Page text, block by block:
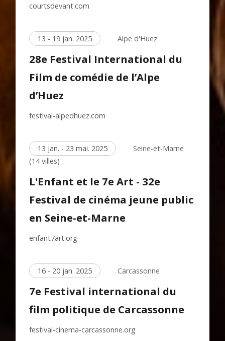
courtsdevant.com
13 - 19 jan. 2025 Alpe d'Huez
28e Festival International du
Film de comédie de l’Alpe
d’Huez
festival-alpedhuez.com
13 jan. - 23 mai. 2025
Seine-et-Marne
(14 villes)
L'Enfant et le 7e Art - 32e
Festival de cinéma jeune public
en Seine-et-Marne
enfant7art.org
16 - 20 jan. 2025 Carcassonne
7e Festival international du
film politique de Carcassonne
festival-cinema-carcassonne.org